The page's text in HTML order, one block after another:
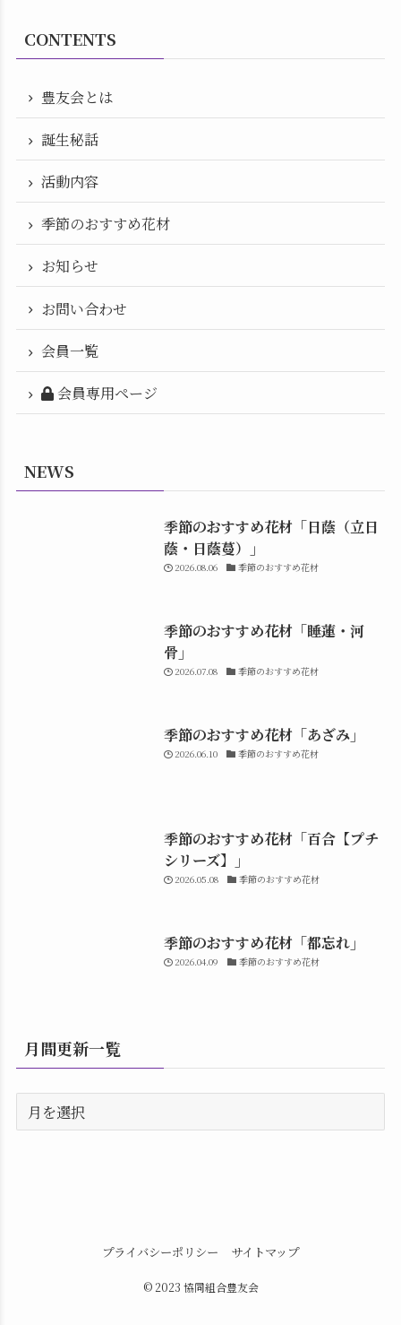
CONTENTS
豊友会とは
誕生秘話
活動内容
季節のおすすめ花材
お知らせ
お問い合わせ
会員一覧
会員専用ページ
NEWS
季節のおすすめ花材「日蔭（立日
蔭・日蔭蔓）」
2026.08.06 季節のおすすめ花材
季節のおすすめ花材「睡蓮・河
骨」
2026.07.08 季節のおすすめ花材
季節のおすすめ花材「あざみ」
2026.06.10 季節のおすすめ花材
季節のおすすめ花材「百合【プチ
シリーズ】」
2026.05.08 季節のおすすめ花材
季節のおすすめ花材「都忘れ」
2026.04.09 季節のおすすめ花材
月間更新一覧
プライバシーポリシー サイトマップ
© 2023 協同組合豊友会